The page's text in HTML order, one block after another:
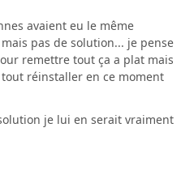
avaient eu le même
pas de solution... je pense
remettre tout ça a plat mais
réinstaller en ce moment
je lui en serait vraiment